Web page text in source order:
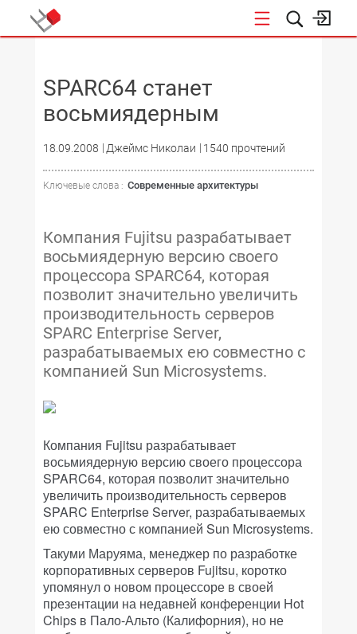
SPARC64 станет
восьмиядерным
18.09.2008 Джеймс Николаи 1540 прочтений
Ключевые слова : Современные архитектуры
Компания Fujitsu разрабатывает
восьмиядерную версию своего
процессора SPARC64, которая
позволит значительно увеличить
производительность серверов
SPARC Enterprise Server,
разрабатываемых ею совместно с
компанией Sun Microsystems.
Компания Fujitsu разрабатывает
восьмиядерную версию своего процессора
SPARC64, которая позволит значительно
увеличить производительность серверов
SPARC Enterprise Server, разрабатываемых
ею совместно с компанией Sun Microsystems.
Такуми Маруяма, менеджер по разработке
корпоративных серверов Fujitsu, коротко
упомянул о новом процессоре в своей
презентации на недавней конференции Hot
Chips в Пало-Альто (Калифорния), но не